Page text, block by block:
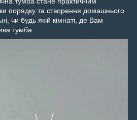
порядку та створення домашнього
чи будь якій кімнаті, де Вам
тумба.